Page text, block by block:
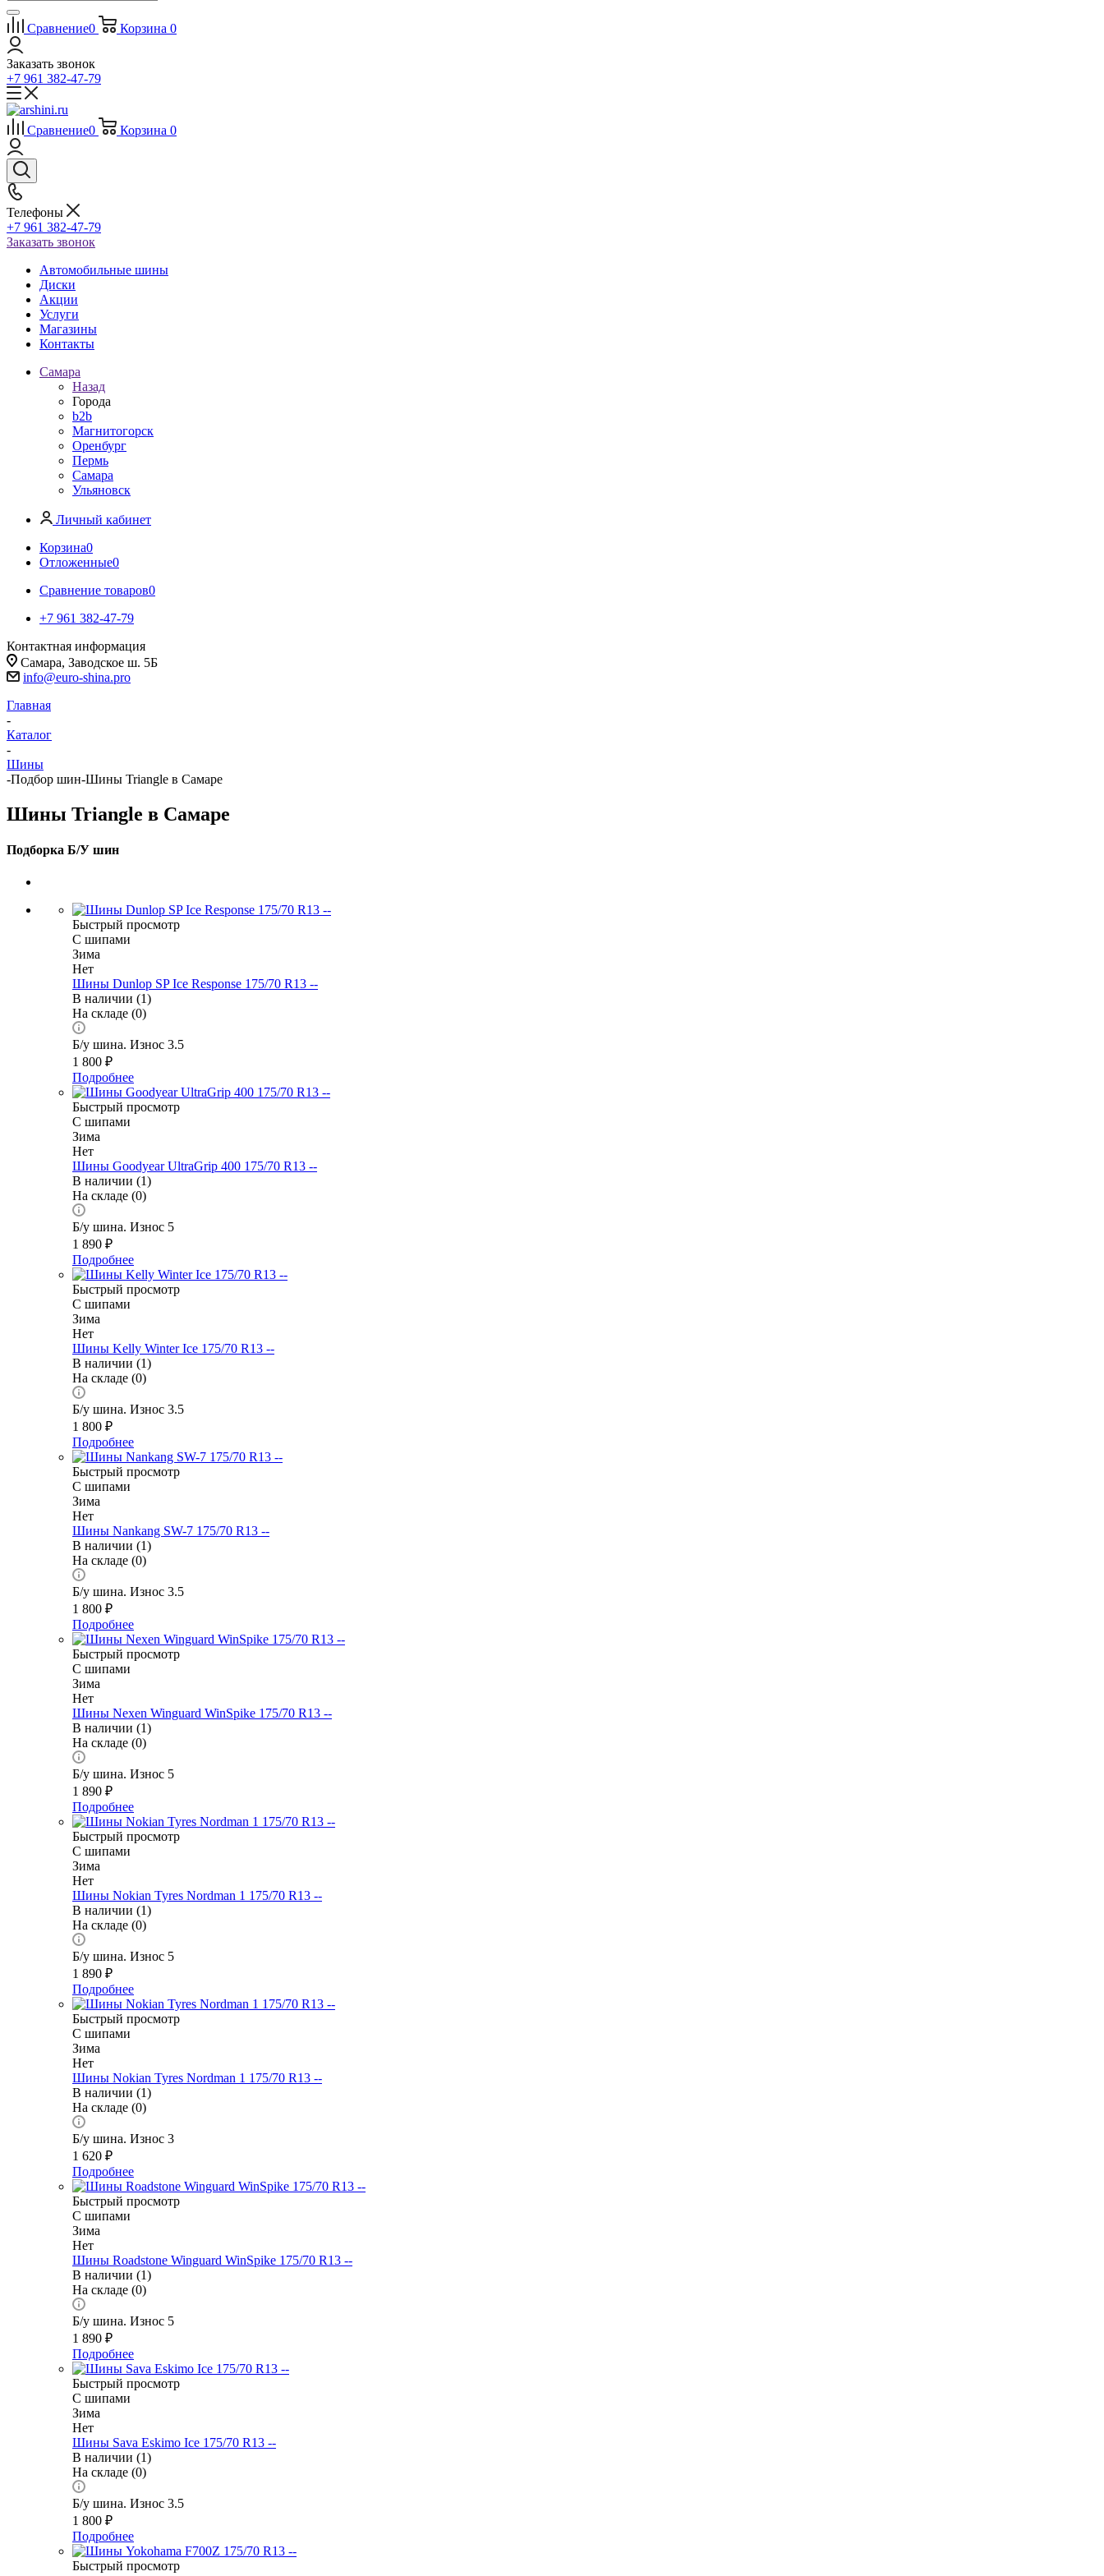
Сравнение0 Корзина 0
Заказать звонок
+7 961 382-47-79
Сравнение0 Корзина 0
Телефоны
+7 961 382-47-79
Заказать звонок
Автомобильные шины
Диски
Акции
Услуги
Магазины
Контакты
Самара
Назад
Города
b2b
Магнитогорск
Оренбург
Пермь
Самара
Ульяновск
Личный кабинет
Корзина0
Отложенные0
Сравнение товаров0
+7 961 382-47-79
Контактная информация
Самара, Заводское ш. 5Б
info@euro-shina.pro
Главная
-
Каталог
-
Шины
-Подбор шин-Шины Triangle в Самаре
Шины Triangle в Самаре
Подборка Б/У шин
Быстрый просмотр
С шипами
Зима
Нет
Шины Dunlop SP Ice Response 175/70 R13 --
В наличии (1)
На складе (0)
Б/у шина. Износ 3.5
1 800 ₽
Подробнее
Быстрый просмотр
С шипами
Зима
Нет
Шины Goodyear UltraGrip 400 175/70 R13 --
В наличии (1)
На складе (0)
Б/у шина. Износ 5
1 890 ₽
Подробнее
Быстрый просмотр
С шипами
Зима
Нет
Шины Kelly Winter Ice 175/70 R13 --
В наличии (1)
На складе (0)
Б/у шина. Износ 3.5
1 800 ₽
Подробнее
Быстрый просмотр
С шипами
Зима
Нет
Шины Nankang SW-7 175/70 R13 --
В наличии (1)
На складе (0)
Б/у шина. Износ 3.5
1 800 ₽
Подробнее
Быстрый просмотр
С шипами
Зима
Нет
Шины Nexen Winguard WinSpike 175/70 R13 --
В наличии (1)
На складе (0)
Б/у шина. Износ 5
1 890 ₽
Подробнее
Быстрый просмотр
С шипами
Зима
Нет
Шины Nokian Tyres Nordman 1 175/70 R13 --
В наличии (1)
На складе (0)
Б/у шина. Износ 5
1 890 ₽
Подробнее
Быстрый просмотр
С шипами
Зима
Нет
Шины Nokian Tyres Nordman 1 175/70 R13 --
В наличии (1)
На складе (0)
Б/у шина. Износ 3
1 620 ₽
Подробнее
Быстрый просмотр
С шипами
Зима
Нет
Шины Roadstone Winguard WinSpike 175/70 R13 --
В наличии (1)
На складе (0)
Б/у шина. Износ 5
1 890 ₽
Подробнее
Быстрый просмотр
С шипами
Зима
Нет
Шины Sava Eskimo Ice 175/70 R13 --
В наличии (1)
На складе (0)
Б/у шина. Износ 3.5
1 800 ₽
Подробнее
Быстрый просмотр